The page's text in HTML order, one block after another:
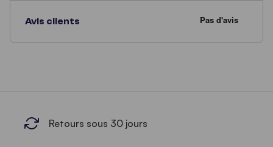
Avis clients
Retours sous 30 jours